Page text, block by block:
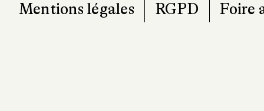
Mentions légales RGPD Foire